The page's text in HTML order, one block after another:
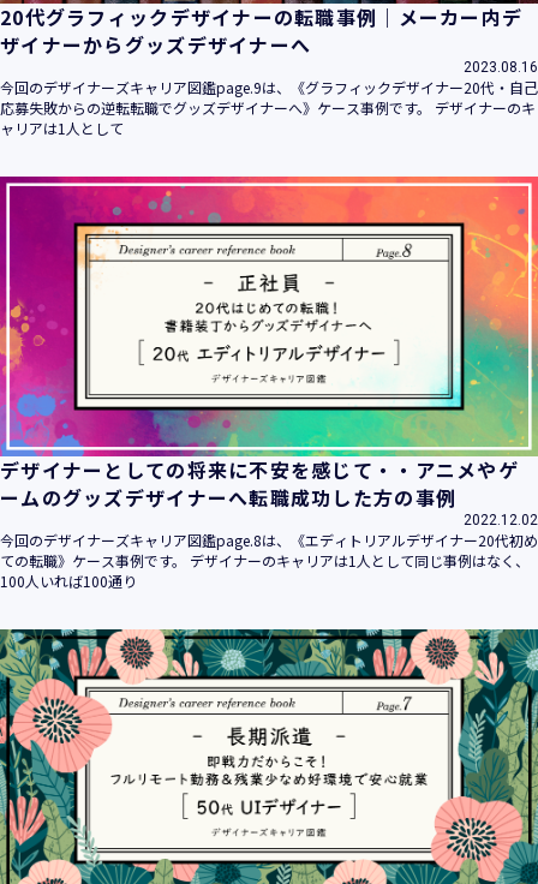
20代グラフィックデザイナーの転職事例｜メーカー内デ
ザイナーからグッズデザイナーへ
2023.08.16
今回のデザイナーズキャリア図鑑page.9は、《グラフィックデザイナー20代・自己
応募失敗からの逆転転職でグッズデザイナーへ》ケース事例です。 デザイナーのキ
ャリアは1人として
デザイナーとしての将来に不安を感じて・・アニメやゲ
ームのグッズデザイナーへ転職成功した方の事例
2022.12.02
今回のデザイナーズキャリア図鑑page.8は、《エディトリアルデザイナー20代初め
ての転職》ケース事例です。 デザイナーのキャリアは1人として同じ事例はなく、
100人いれば100通り